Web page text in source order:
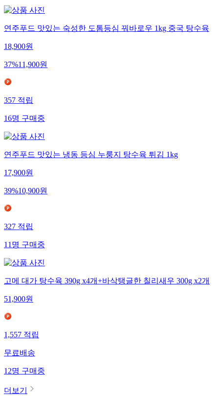
연주푸드 맛있는 숙성한 도톰등심 꿔바로우 1kg 중국 탕수육
18,900원
37%11,900원
357적립
16명구매중
연주푸드 맛있는 냉동 등심 누룽지 탕수육 튀김 1kg
17,900원
39%10,900원
327적립
11명구매중
고메 대가 탕수육 390g x4개+바삭탱글한 칠리새우 300g x2개
51,900원
1,557적립
무료배송
12명구매중
더보기